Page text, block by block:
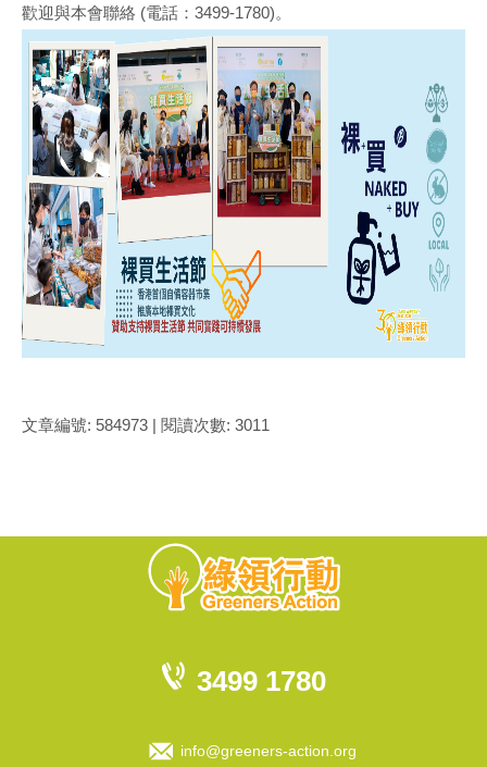
歡迎與本會聯絡 (電話：3499-1780)。
文章編號: 584973 | 閱讀次數: 3011
3499 1780
info@greeners-action.org